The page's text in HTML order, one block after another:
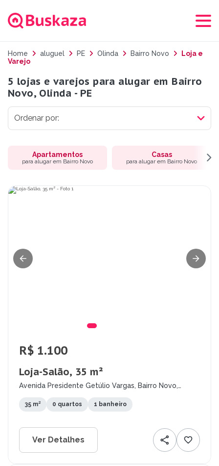
Home aluguel PE Olinda Bairro Novo
Loja e
Varejo
5 lojas e varejos para alugar em Bairro
Novo, Olinda - PE
Apartamentos
para alugar em Bairro Novo
Casas
para alugar em Bairro Novo
R$ 1.100
Loja-Salão, 35 m²
Avenida Presidente Getúlio Vargas, Bairro Novo,
35 m² 0 quartos 1 banheiro
Ver Detalhes